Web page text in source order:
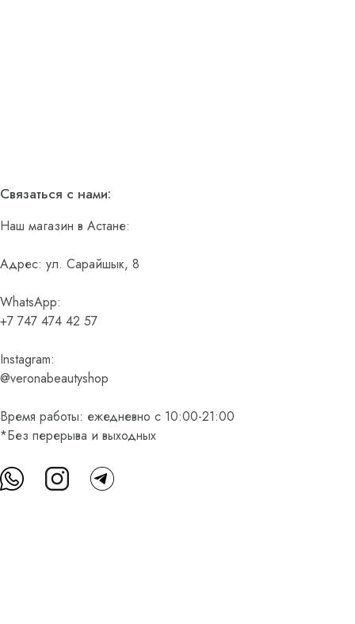
Связаться с нами:
Наш магазин в Астане:
Адрес: ул. Сарайшык, 8
WhatsApp:
+7 747 474 42 57
Instagram:
@veronabeautyshop
Время работы: ежедневно с 10:00-21:00
*Без перерыва и выходных